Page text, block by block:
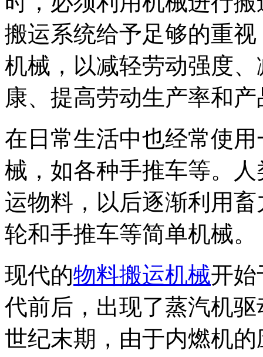
搬运系统给予足够的重
机械，以减轻劳动强度
康、提高劳动生产率和
在日常生活中也经常使
械，如各种手推车等。
运物料，以后逐渐利用
轮和手推车等简单机械。
现代的物料搬运机械开始
代前后，出现了蒸汽机
世纪末期，由于内燃机